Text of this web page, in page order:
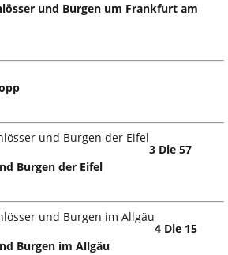
und Burgen um Frankfurt am
3 Die 57
Burgen der Eifel
4 Die 15
Burgen im Allgäu